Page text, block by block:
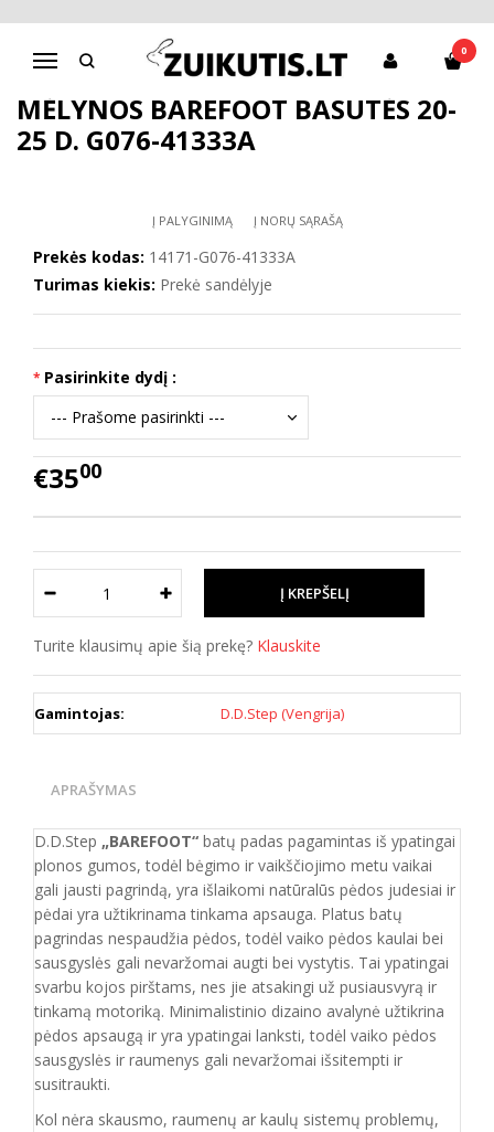
Navigacija
0
Pagrindinis Batai berniukui
D.D.Step batai berniukams
Mėlynos barefoot basutės 20-25 d. G076-41333A
MĖLYNOS BAREFOOT BASUTĖS 20-
25 D. G076-41333A
Į PALYGINIMĄ Į NORŲ SĄRAŠĄ
Prekės kodas: 14171-G076-41333A
Turimas kiekis: Prekė sandėlyje
Pasirinkite dydį :
€3500
Turite klausimų apie šią prekę? Klauskite
Gamintojas: D.D.Step (Vengrija)
APRAŠYMAS
D.D.Step „BAREFOOT“ batų padas pagamintas iš ypatingai
plonos gumos, todėl bėgimo ir vaikščiojimo metu vaikai
gali jausti pagrindą, yra išlaikomi natūralūs pėdos judesiai ir
pėdai yra užtikrinama tinkama apsauga. Platus batų
pagrindas nespaudžia pėdos, todėl vaiko pėdos kaulai bei
sausgyslės gali nevaržomai augti bei vystytis. Tai ypatingai
svarbu kojos pirštams, nes jie atsakingi už pusiausvyrą ir
tinkamą motoriką. Minimalistinio dizaino avalynė užtikrina
pėdos apsaugą ir yra ypatingai lanksti, todėl vaiko pėdos
sausgyslės ir raumenys gali nevaržomai išsitempti ir
susitraukti.
Kol nėra skausmo, raumenų ar kaulų sistemų problemų,